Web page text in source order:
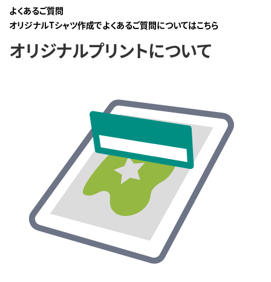
よくあるご質問
オリジナルTシャツ作成でよくあるご質問についてはこちら
オリジナルプリントについて